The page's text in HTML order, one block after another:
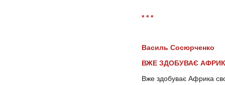
* * *
Василь Сосюрченко
ВЖЕ ЗДОБУВАЄ
Вже здобуває Африка